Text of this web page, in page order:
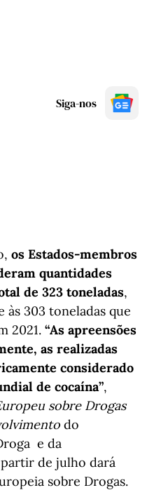
Siga-nos
os Estados-membros
quantidades
de 323 toneladas,
às 303 toneladas que
2021. “As apreensões
as realizadas
considerado
de cocaína”,
sobre Drogas
do
e da
de julho dará
sobre Drogas.